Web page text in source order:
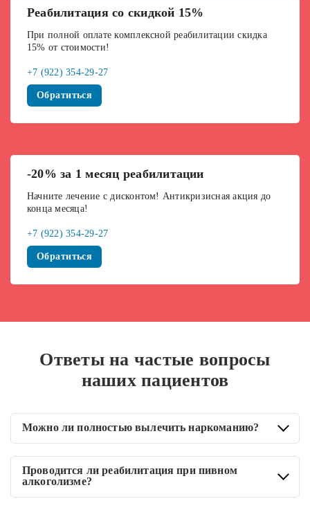
Реабилитация со скидкой 15%
При полной оплате комплексной реабилитации скидка
15% от стоимости!
+7 (922) 354-29-27
Обратиться
-20% за 1 месяц реабилитации
Начните лечение с дисконтом! Антикризисная акция до
конца месяца!
+7 (922) 354-29-27
Обратиться
Ответы на частые вопросы
наших пациентов
Можно ли полностью вылечить наркоманию?
Зависимость от химических веществ носит хронический
характер, поэтому наркоман в любой момент может
вернуться к употреблению ПАВ. Избежать этого помогает
Проводится ли реабилитация при пивном
алкоголизме?